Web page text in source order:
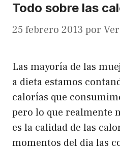
Todo sobre las
25 febrero 2013 por
Las mayoría de las
a dieta estamos
calorías que
pero lo que realmente
es la calidad de las
momentos del dia las